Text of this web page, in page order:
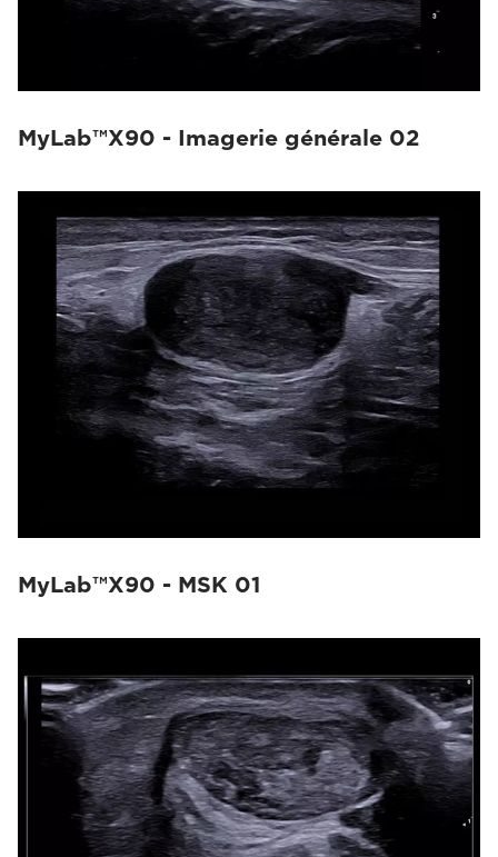
MyLab™X90 - Imagerie générale 02
MyLab™X90 - MSK 01